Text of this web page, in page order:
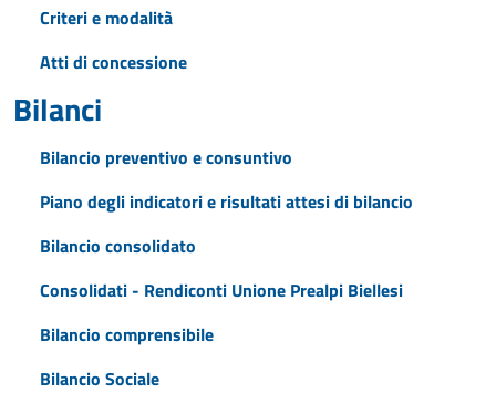
Criteri e modalità
Atti di concessione
Bilanci
Bilancio preventivo e consuntivo
Piano degli indicatori e risultati attesi di bilancio
Bilancio consolidato
Consolidati - Rendiconti Unione Prealpi Biellesi
Bilancio comprensibile
Bilancio Sociale